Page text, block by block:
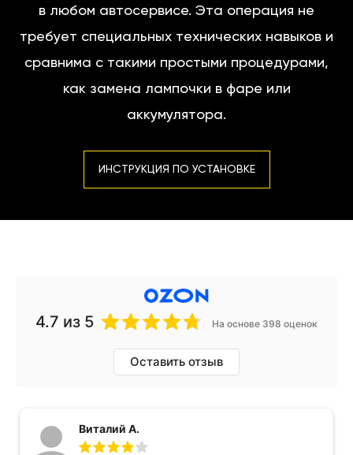
в любом автосервисе. Эта операция не
требует специальных технических навыков и
сравнима с такими простыми процедурами,
как замена лампочки в фаре или
аккумулятора.
ИНСТРУКЦИЯ ПО УСТАНОВКЕ
4.7 из 5 На основе 398 оценок
Оставить отзыв
Виталий А.